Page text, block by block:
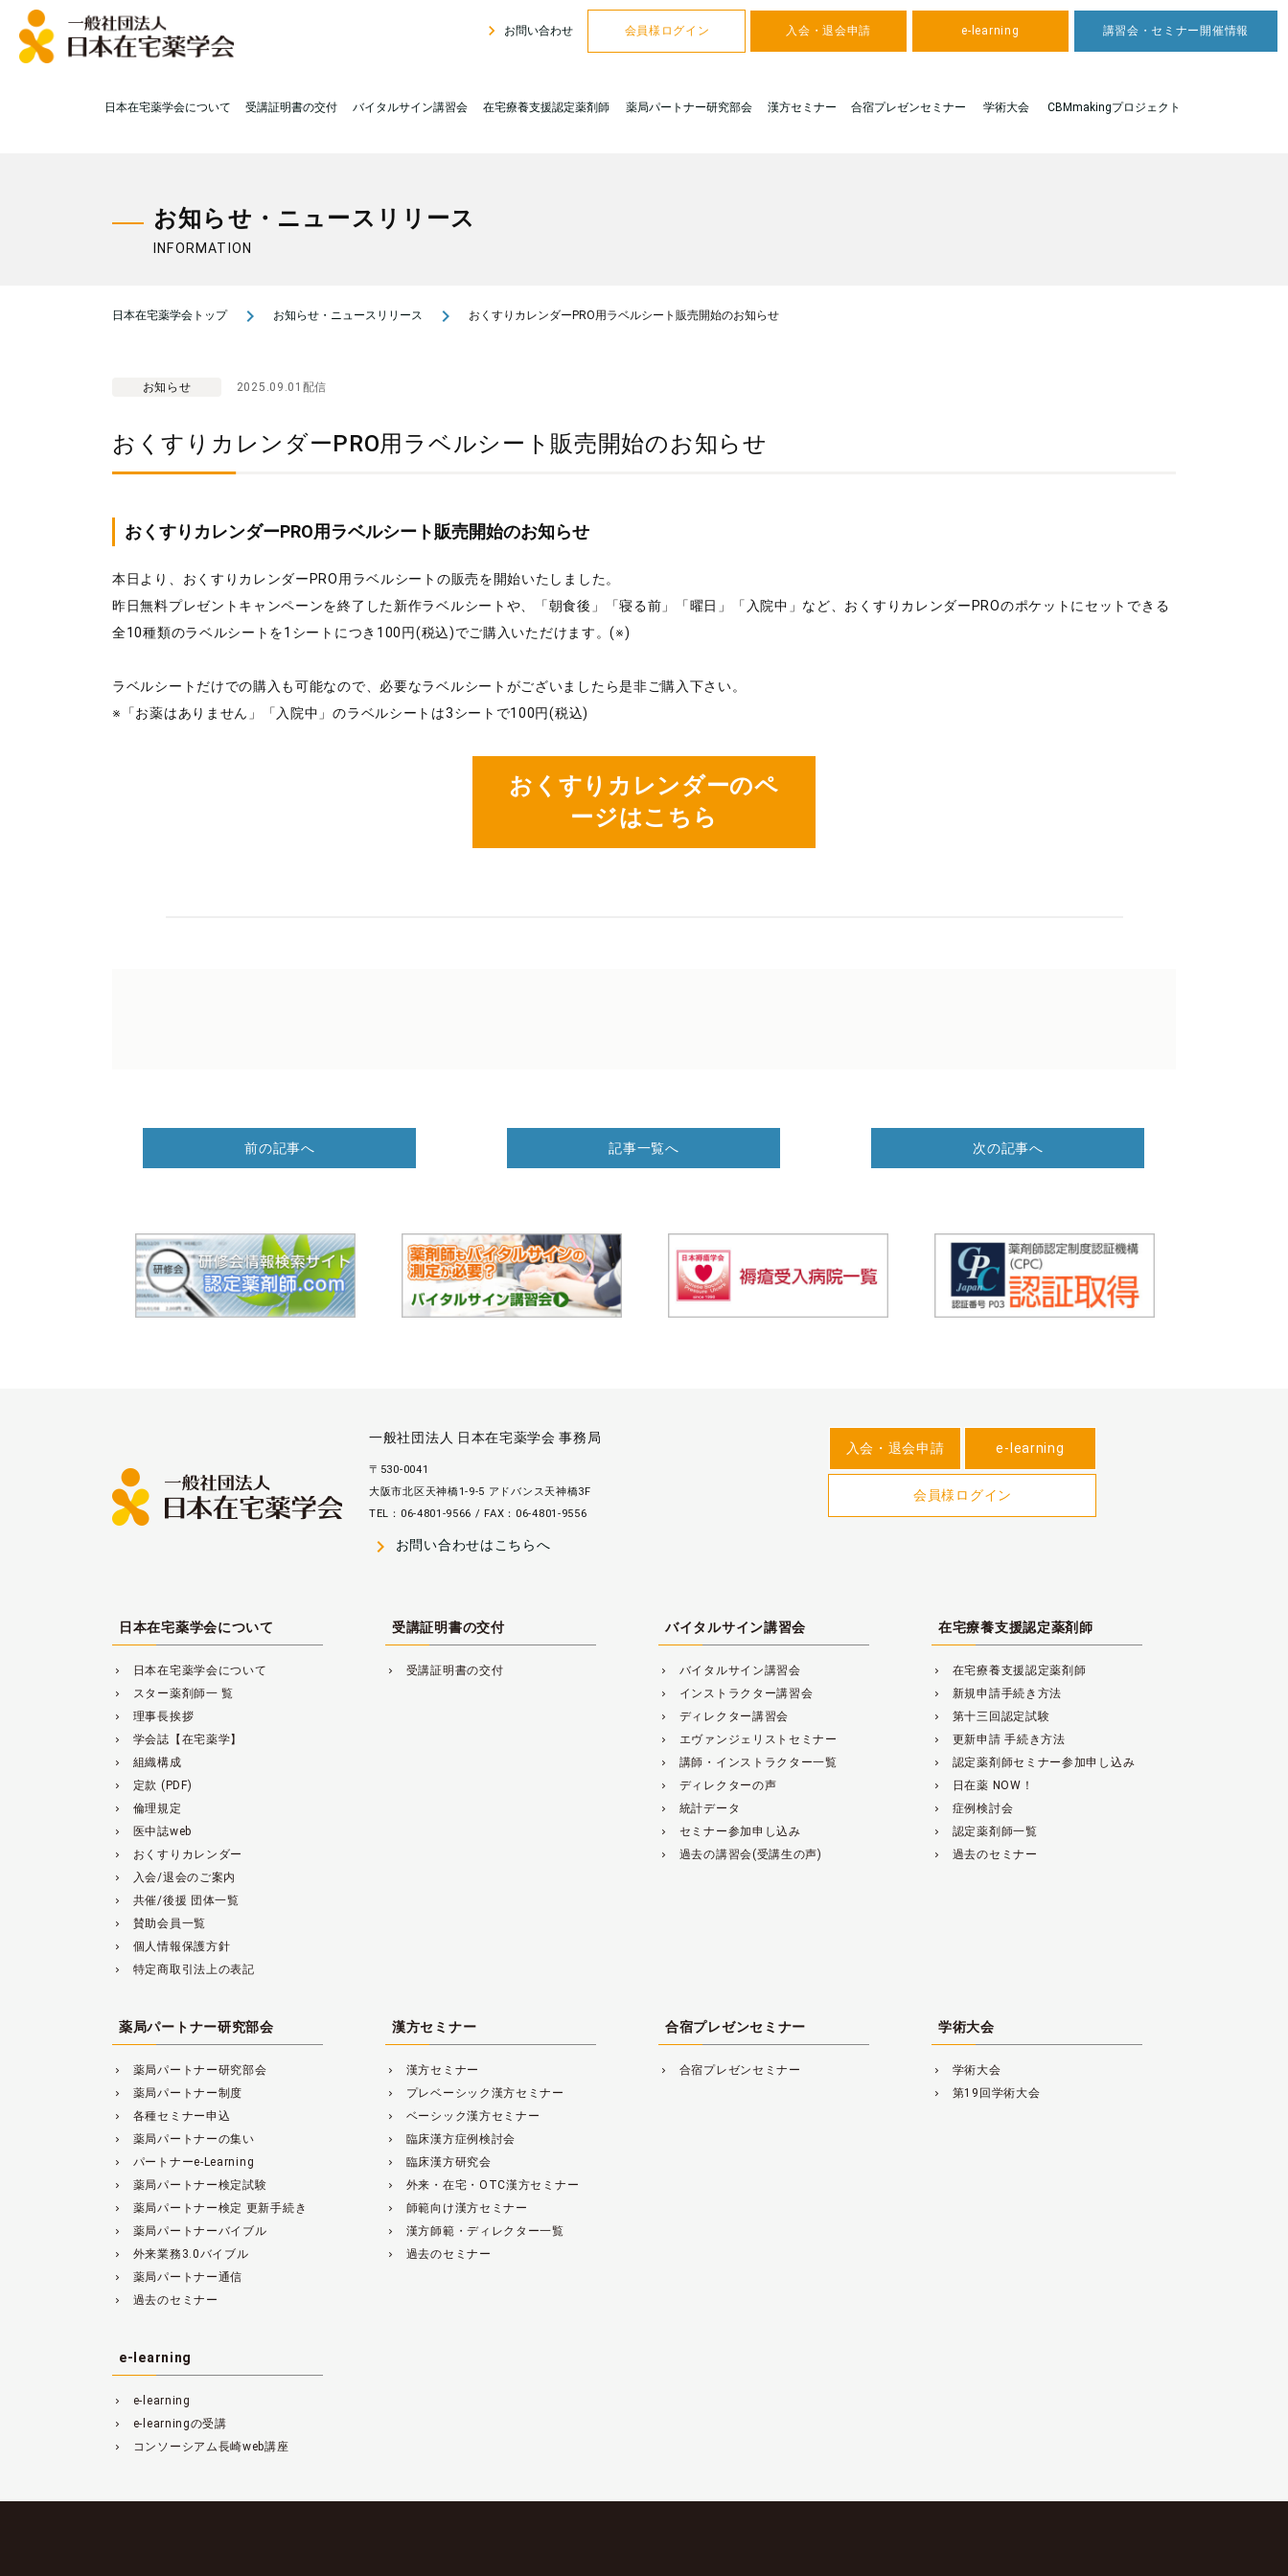
navigate_next お問い合わせ 会員様ログイン 入会・退会申請 e-learning 講習会・セミナー開催情報
日本在宅薬学会について 受講証明書の交付 バイタルサイン講習会 在宅療養支援認定薬剤師 薬局パートナー研究部会 漢方セミナー 合宿プレゼンセミナー 学術大会 CBMmakingプロジェクト
お知らせ・ニュースリリース
INFORMATION
日本在宅薬学会トップ navigate_next お知らせ・ニュースリリース navigate_next おくすりカレンダーPRO用ラベルシート販売開始のお知らせ
お知らせ 2025.09.01配信
おくすりカレンダーPRO用ラベルシート販売開始のお知らせ
おくすりカレンダーPRO用ラベルシート販売開始のお知らせ
本日より、おくすりカレンダーPRO用ラベルシートの販売を開始いたしました。
昨日無料プレゼントキャンペーンを終了した新作ラベルシートや、「朝食後」「寝る前」「曜日」「入院中」など、おくすりカレンダーPROのポケットにセットできる
全10種類のラベルシートを1シートにつき100円(税込)でご購入いただけます。(※)
ラベルシートだけでの購入も可能なので、必要なラベルシートがございましたら是非ご購入下さい。
※「お薬はありません」「入院中」のラベルシートは3シートで100円(税込)
おくすりカレンダーのペ
ージはこちら
前の記事へ 記事一覧へ 次の記事へ
一般社団法人 日本在宅薬学会 事務局
〒530-0041
大阪市北区天神橋1-9-5 アドバンス天神橋3F
TEL：06-4801-9566 / FAX：06-4801-9556
navigate_next お問い合わせはこちらへ
入会・退会申請 e-learning
会員様ログイン
日本在宅薬学会について
navigate_next 日本在宅薬学会について
navigate_next スター薬剤師一 覧
navigate_next 理事長挨拶
navigate_next 学会誌【在宅薬学】
navigate_next 組織構成
navigate_next 定款 (PDF)
navigate_next 倫理規定
navigate_next 医中誌web
navigate_next おくすりカレンダー
navigate_next 入会/退会のご案内
navigate_next 共催/後援 団体一覧
navigate_next 賛助会員一覧
navigate_next 個人情報保護方針
navigate_next 特定商取引法上の表記
受講証明書の交付
navigate_next 受講証明書の交付
バイタルサイン講習会
navigate_next バイタルサイン講習会
navigate_next インストラクター講習会
navigate_next ディレクター講習会
navigate_next エヴァンジェリストセミナー
navigate_next 講師・インストラクター一覧
navigate_next ディレクターの声
navigate_next 統計データ
navigate_next セミナー参加申し込み
navigate_next 過去の講習会(受講生の声)
在宅療養支援認定薬剤師
navigate_next 在宅療養支援認定薬剤師
navigate_next 新規申請手続き方法
navigate_next 第十三回認定試験
navigate_next 更新申請 手続き方法
navigate_next 認定薬剤師セミナー参加申し込み
navigate_next 日在薬 NOW！
navigate_next 症例検討会
navigate_next 認定薬剤師一覧
navigate_next 過去のセミナー
薬局パートナー研究部会
navigate_next 薬局パートナー研究部会
navigate_next 薬局パートナー制度
navigate_next 各種セミナー申込
navigate_next 薬局パートナーの集い
navigate_next パートナーe-Learning
navigate_next 薬局パートナー検定試験
navigate_next 薬局パートナー検定 更新手続き
navigate_next 薬局パートナーバイブル
navigate_next 外来業務3.0バイブル
navigate_next 薬局パートナー通信
navigate_next 過去のセミナー
漢方セミナー
navigate_next 漢方セミナー
navigate_next プレベーシック漢方セミナー
navigate_next ベーシック漢方セミナー
navigate_next 臨床漢方症例検討会
navigate_next 臨床漢方研究会
navigate_next 外来・在宅・OTC漢方セミナー
navigate_next 師範向け漢方セミナー
navigate_next 漢方師範・ディレクター一覧
navigate_next 過去のセミナー
合宿プレゼンセミナー
navigate_next 合宿プレゼンセミナー
学術大会
navigate_next 学術大会
navigate_next 第19回学術大会
e-learning
navigate_next e-learning
navigate_next e-learningの受講
navigate_next コンソーシアム長崎web講座